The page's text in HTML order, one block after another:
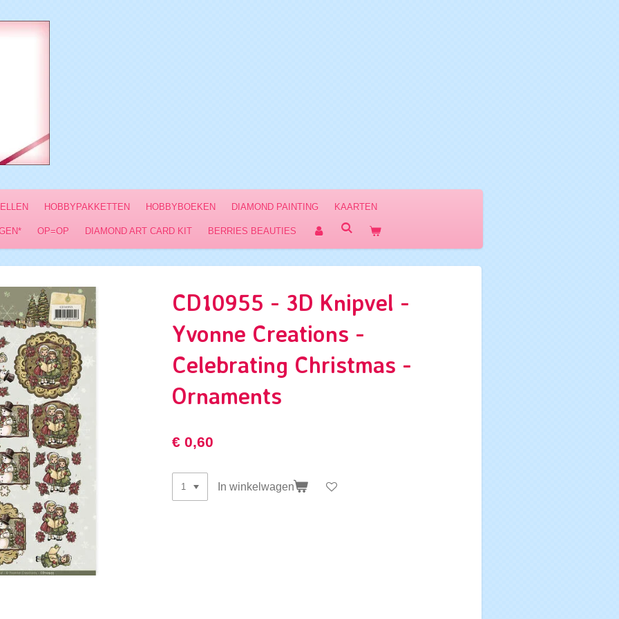
HOBBYPAKKETTEN HOBBYBOEKEN DIAMOND PAINTING KAARTEN
OP=OP DIAMOND ART CARD KIT BERRIES BEAUTIES
CD10955 - 3D Knipvel -
Yvonne Creations -
Celebrating Christmas -
Ornaments
€ 0,60
In winkelwagen